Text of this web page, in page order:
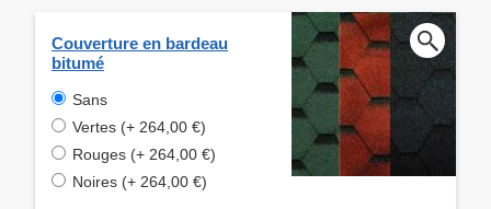
Couverture en bardeau
bitumé
Sans
Vertes (+ 264,00 €)
Rouges (+ 264,00 €)
Noires (+ 264,00 €)